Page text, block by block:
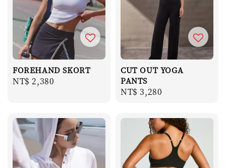
FOREHAND SKORT
Regular
NT$ 2,380
CUT OUT YOGA
PANTS
Regular
NT$ 3,280